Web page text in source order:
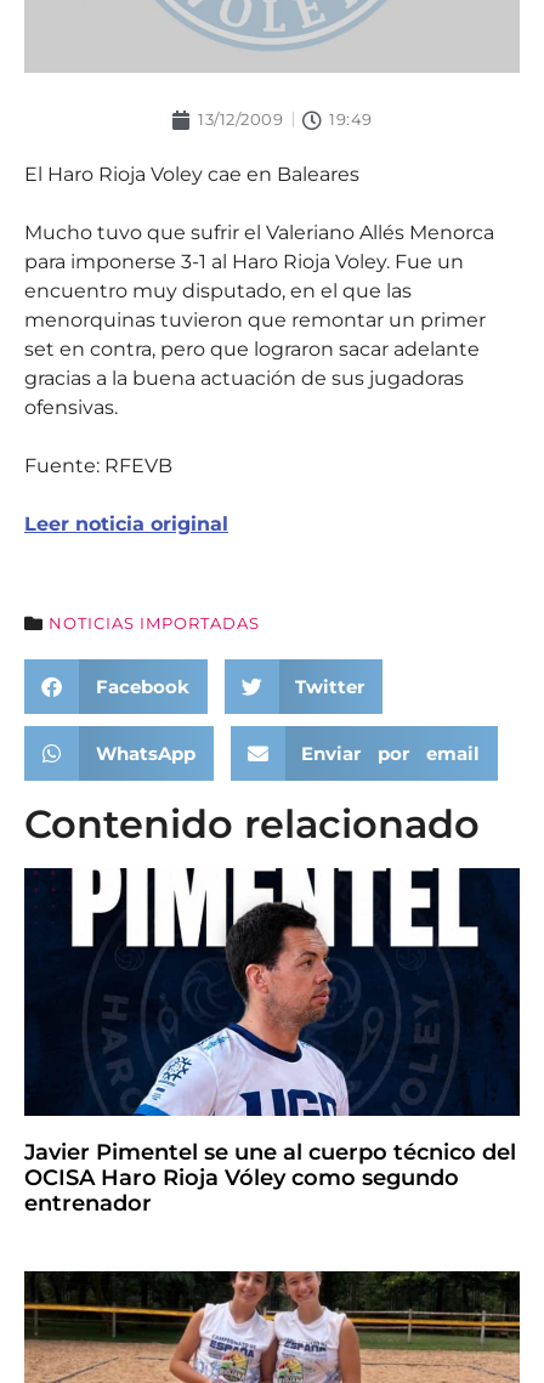
13/12/2009 19:49
El Haro Rioja Voley cae en Baleares
Mucho tuvo que sufrir el Valeriano Allés Menorca
para imponerse 3-1 al Haro Rioja Voley. Fue un
encuentro muy disputado, en el que las
menorquinas tuvieron que remontar un primer
set en contra, pero que lograron sacar adelante
gracias a la buena actuación de sus jugadoras
ofensivas.
Fuente: RFEVB
Leer noticia original
NOTICIAS IMPORTADAS
Facebook Twitter
WhatsApp Enviar por email
Contenido relacionado
Javier Pimentel se une al cuerpo técnico del
OCISA Haro Rioja Vóley como segundo
entrenador